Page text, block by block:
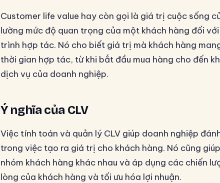
Customer life value hay còn gọi là giá trị cuộc sống
lường mức độ quan trọng của một khách hàng đối
trình hợp tác. Nó cho biết giá trị mà khách hàng
thời gian hợp tác, từ khi bắt đầu mua hàng cho đến
dịch vụ của doanh nghiệp.
Ý nghĩa của CLV
Việc tính toán và quản lý CLV giúp doanh nghiệp
trong việc tạo ra giá trị cho khách hàng. Nó cũng
nhóm khách hàng khác nhau và áp dụng các chiến
lòng của khách hàng và tối ưu hóa lợi nhuận.